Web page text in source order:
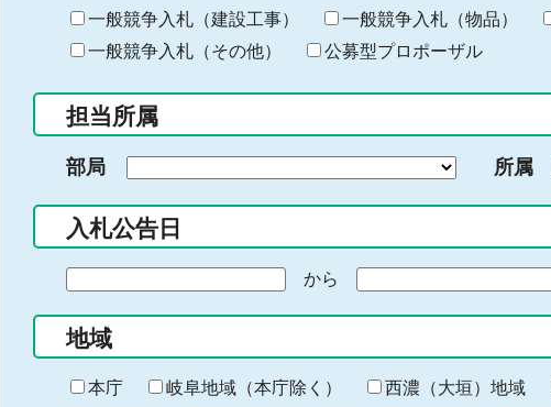
キ
ー
ー
入
力
一般競争入札（建設工事） 一般競争入札（物品）
一般競争入札（その他）
公募型プロポーザル
担当所属
部局 所属
入札公告日
の
始
ま
から
終
わ
地域
本庁 岐阜地域（本庁除く） 西濃（大垣）地域